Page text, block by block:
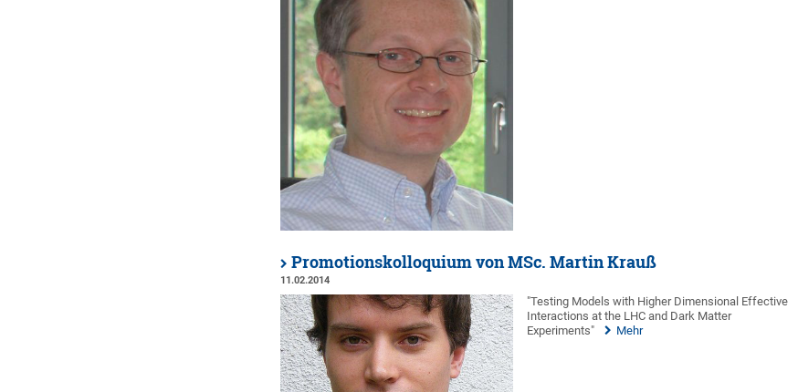
Promotionskolloquium von MSc. Martin Krauß
11.02.2014
"Testing Models with Higher Dimensional Effective
Interactions at the LHC and Dark Matter
Experiments"
Mehr